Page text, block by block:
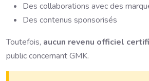
Des collaborations avec des
Des contenus sponsorisés
Toutefois, aucun revenu officiel
public concernant GMK.